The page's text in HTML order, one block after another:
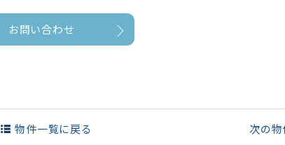
お問い合わせ
物件一覧に戻る 次の